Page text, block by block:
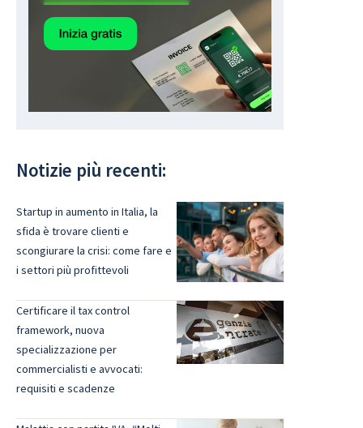
Notizie più recenti:
Startup in aumento in Italia, la
sfida è trovare clienti e
scongiurare la crisi: come fare e
i settori più profittevoli
Certificare il tax control
framework, nuova
specializzazione per
commercialisti e avvocati:
requisiti e scadenze